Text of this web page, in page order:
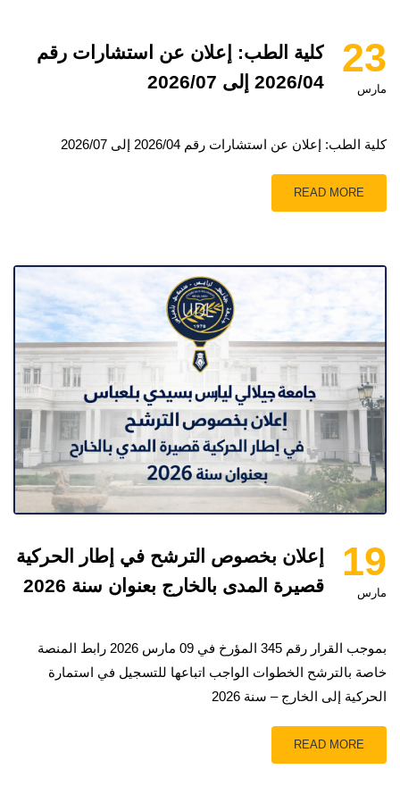
23
مارس
كلية الطب: إعلان عن استشارات رقم
2026/04 إلى 2026/07
كلية الطب: إعلان عن استشارات رقم 2026/04 إلى 2026/07
READ MORE
19
مارس
إعلان بخصوص الترشح في إطار الحركية
قصيرة المدى بالخارج بعنوان سنة 2026
بموجب القرار رقم 345 المؤرخ في 09 مارس 2026 رابط المنصة
خاصة بالترشح الخطوات الواجب اتباعها للتسجيل في استمارة
الحركية إلى الخارج – سنة 2026
READ MORE